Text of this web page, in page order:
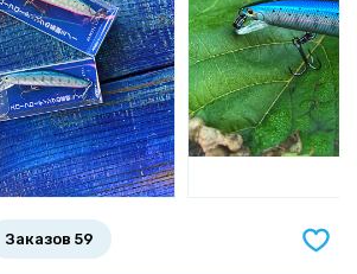
Заказов 59